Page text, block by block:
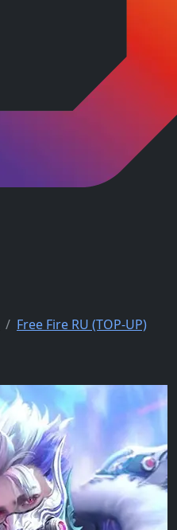
Free Fire RU (TOP-UP)